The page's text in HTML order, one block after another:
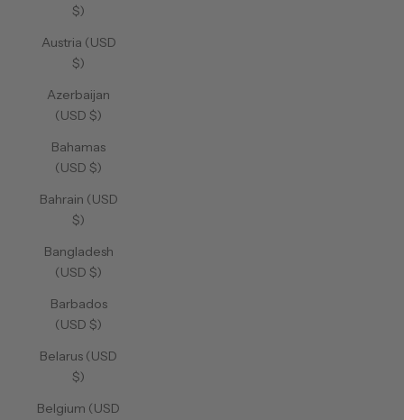
$)
Austria (USD
$)
Azerbaijan
(USD $)
Bahamas
(USD $)
Bahrain (USD
$)
Bangladesh
(USD $)
Barbados
(USD $)
Belarus (USD
$)
Belgium (USD